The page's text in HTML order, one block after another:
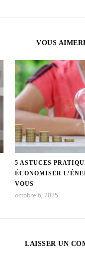
VOUS
5 ASTUCES
ÉCONOMISER
VOUS
octobre 6, 2025
LAISSER UN